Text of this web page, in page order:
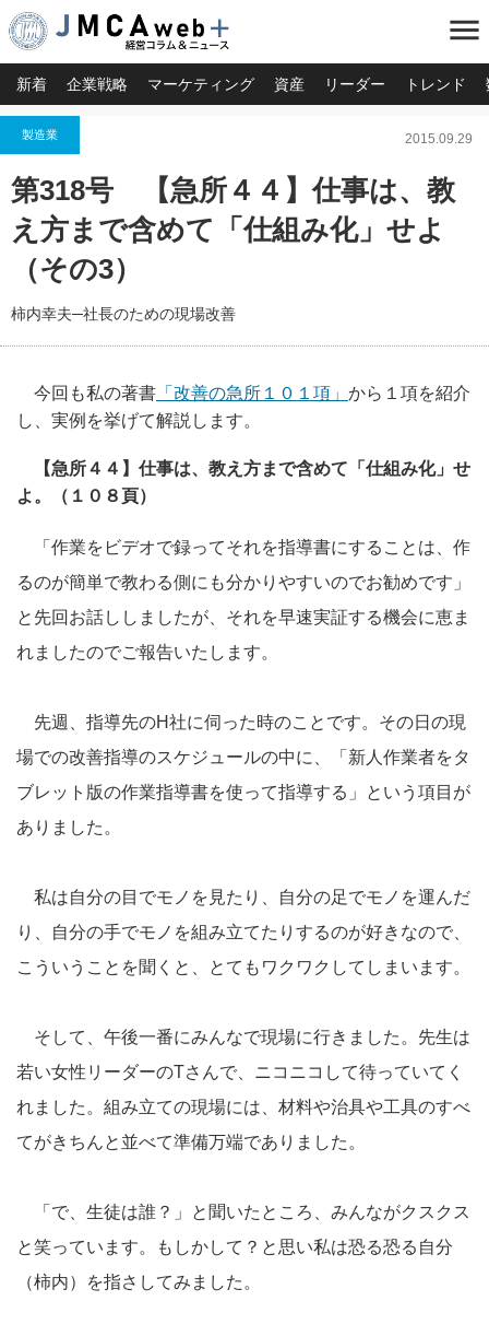
menu
新着 企業戦略 マーケティング 資産 リーダー トレンド
製造業 2015.09.29
第318号 【急所４４】仕事は、教
え方まで含めて「仕組み化」せよ
（その3）
柿内幸夫─社長のための現場改善
今回も私の著書 「改善の急所１０１項」 から１項を紹介
し、実例を挙げて解説します。
【急所４４】仕事は、教え方まで含めて「仕組み化」せ
よ。（１０８頁）
「作業をビデオで録ってそれを指導書にすることは、作
るのが簡単で教わる側にも分かりやすいのでお勧めです」
と先回お話ししましたが、それを早速実証する機会に恵ま
れましたのでご報告いたします。
先週、指導先のH社に伺った時のことです。その日の現
場での改善指導のスケジュールの中に、「新人作業者をタ
ブレット版の作業指導書を使って指導する」という項目が
ありました。
私は自分の目でモノを見たり、自分の足でモノを運んだ
り、自分の手でモノを組み立てたりするのが好きなので、
こういうことを聞くと、とてもワクワクしてしまいます。
そして、午後一番にみんなで現場に行きました。先生は
若い女性リーダーのTさんで、ニコニコして待っていてく
れました。組み立ての現場には、材料や治具や工具のすべ
てがきちんと並べて準備万端でありました。
「で、生徒は誰？」と聞いたところ、みんながクスクス
と笑っています。もしかして？と思い私は恐る恐る自分
（柿内）を指さしてみました。